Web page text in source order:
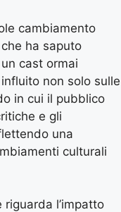
cambiamento
ha saputo
cast ormai
non solo sulle
in cui il pubblico
e gli
una
culturali
l’impatto